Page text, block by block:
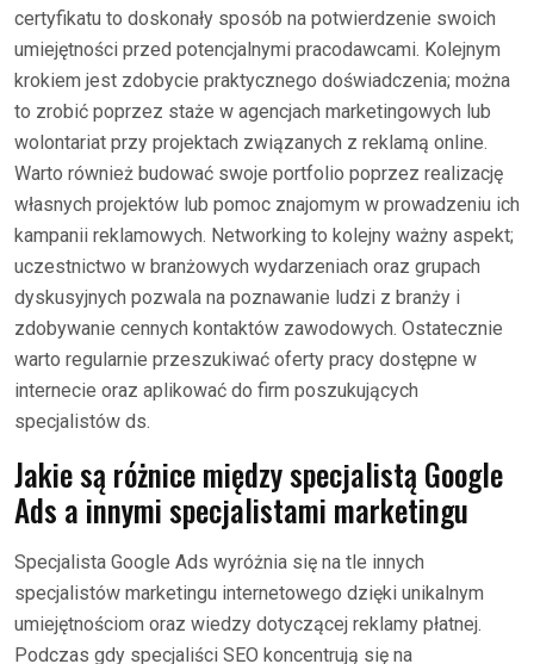
certyfikatu to doskonały sposób na potwierdzenie swoich
umiejętności przed potencjalnymi pracodawcami. Kolejnym
krokiem jest zdobycie praktycznego doświadczenia; można
to zrobić poprzez staże w agencjach marketingowych lub
wolontariat przy projektach związanych z reklamą online.
Warto również budować swoje portfolio poprzez realizację
własnych projektów lub pomoc znajomym w prowadzeniu ich
kampanii reklamowych. Networking to kolejny ważny aspekt;
uczestnictwo w branżowych wydarzeniach oraz grupach
dyskusyjnych pozwala na poznawanie ludzi z branży i
zdobywanie cennych kontaktów zawodowych. Ostatecznie
warto regularnie przeszukiwać oferty pracy dostępne w
internecie oraz aplikować do firm poszukujących
specjalistów ds.
Jakie są różnice między specjalistą Google
Ads a innymi specjalistami marketingu
Specjalista Google Ads wyróżnia się na tle innych
specjalistów marketingu internetowego dzięki unikalnym
umiejętnościom oraz wiedzy dotyczącej reklamy płatnej.
Podczas gdy specjaliści SEO koncentrują się na